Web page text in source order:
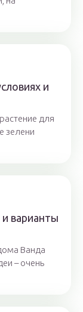
и
для
зелени
варианты
Ванда
– очень